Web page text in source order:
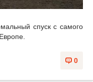
спуск с самого
0